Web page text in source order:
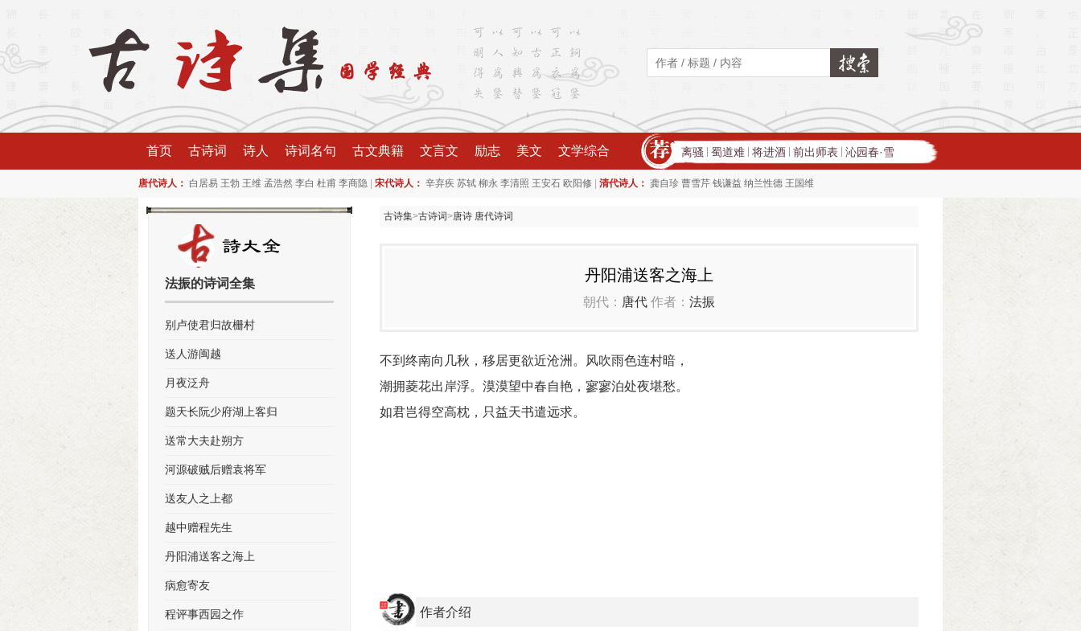
首页 古诗词 诗人 诗词名句 古文典籍 文言文 励志 美文 文学综合 离骚 蜀道难 将进酒 前出师表 沁园春·雪
唐代诗人： 白居易 王勃 王维 孟浩然 李白 杜甫 李商隐 宋代诗人： 辛弃疾 苏轼 柳永 李清照 王安石 欧阳修 清代诗人： 龚自珍 曹雪芹 钱谦益 纳兰性德 王国维
古诗集>古诗词>唐诗 唐代诗词
丹阳浦送客之海上
朝代： 唐代 作者： 法振
不到终南向几秋，移居更欲近沧洲。风吹雨色连村暗，
潮拥菱花出岸浮。漠漠望中春自艳，寥寥泊处夜堪愁。
如君岂得空高枕，只益天书遣远求。
作者介绍
法振的诗词全集
别卢使君归故栅村
送人游闽越
月夜泛舟
题天长阮少府湖上客归
送常大夫赴朔方
河源破贼后赠袁将军
送友人之上都
越中赠程先生
丹阳浦送客之海上
病愈寄友
程评事西园之作